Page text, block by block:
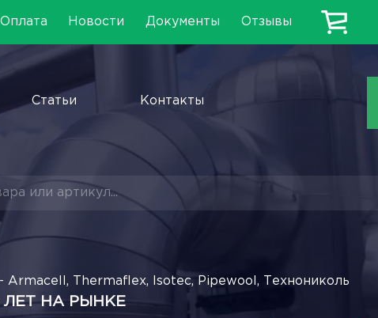
Оплата Новости Документы Отзывы
Статьи Контакты
Thermaflex, Isotec, Pipewool, Технониколь
ЛЕТ НА РЫНКЕ